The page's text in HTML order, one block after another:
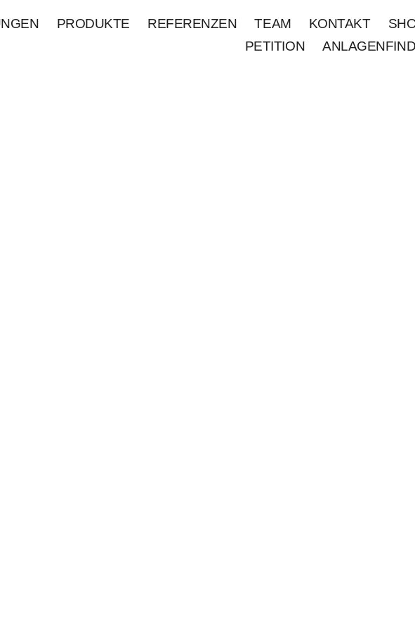
PRODUKTE REFERENZEN TEAM KONTAKT
PETITION